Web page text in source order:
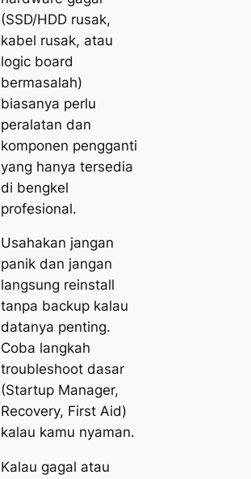
(SSD/HDD rusak,
kabel rusak, atau
logic board
bermasalah)
biasanya perlu
peralatan dan
komponen pengganti
yang hanya tersedia
di bengkel
profesional.
Usahakan jangan
panik dan jangan
langsung reinstall
tanpa backup kalau
datanya penting.
Coba langkah
troubleshoot dasar
(Startup Manager,
Recovery, First Aid)
kalau kamu nyaman.
Kalau gagal atau